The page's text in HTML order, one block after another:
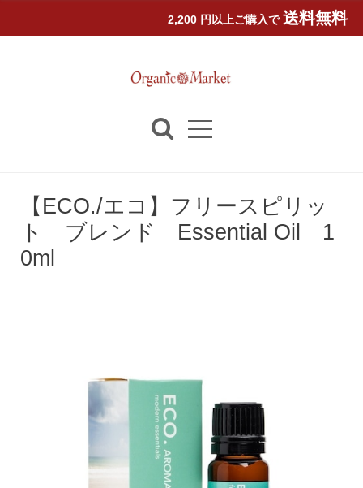
2,200 円以上ご購入で 送料無料
【ECO./エコ】フリースピリッ
ト ブレンド Essential Oil 1
0ml